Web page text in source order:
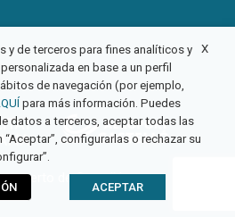
de Castellón
X
y de terceros para fines analíticos y
en base a un perfil
de navegación (por ejemplo,
para más información. Puedes
datos a terceros, aceptar todas las
configurarlas o rechazar su
ACEPTAR